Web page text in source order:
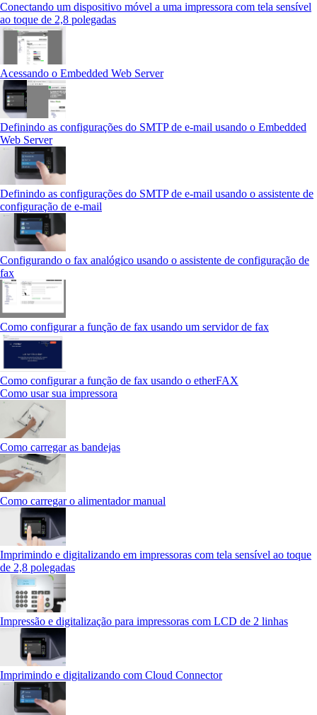
Conectando um dispositivo móvel a uma impressora com tela sensível
ao toque de 2,8 polegadas
Acessando o Embedded Web Server
Definindo as configurações do SMTP de e-mail usando o Embedded
Web Server
Definindo as configurações do SMTP de e-mail usando o assistente de
configuração de e-mail
Configurando o fax analógico usando o assistente de configuração de
fax
Como configurar a função de fax usando um servidor de fax
Como configurar a função de fax usando o etherFAX
Como usar sua impressora
Como carregar as bandejas
Como carregar o alimentador manual
Imprimindo e digitalizando em impressoras com tela sensível ao toque
de 2,8 polegadas
Impressão e digitalização para impressoras com LCD de 2 linhas
Imprimindo e digitalizando com Cloud Connector